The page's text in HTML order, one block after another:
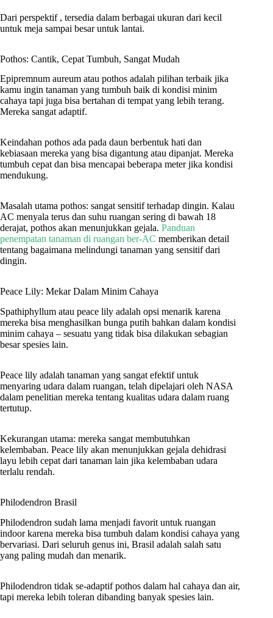
Dari perspektif , tersedia dalam berbagai ukuran dari kecil
untuk meja sampai besar untuk lantai.
Pothos: Cantik, Cepat Tumbuh, Sangat Mudah
Epipremnum aureum atau pothos adalah pilihan terbaik jika
kamu ingin tanaman yang tumbuh baik di kondisi minim
cahaya tapi juga bisa bertahan di tempat yang lebih terang.
Mereka sangat adaptif.
Keindahan pothos ada pada daun berbentuk hati dan
kebiasaan mereka yang bisa digantung atau dipanjat. Mereka
tumbuh cepat dan bisa mencapai beberapa meter jika kondisi
mendukung.
Masalah utama pothos: sangat sensitif terhadap dingin. Kalau
AC menyala terus dan suhu ruangan sering di bawah 18
derajat, pothos akan menunjukkan gejala. Panduan
penempatan tanaman di ruangan ber-AC memberikan detail
tentang bagaimana melindungi tanaman yang sensitif dari
dingin.
Peace Lily: Mekar Dalam Minim Cahaya
Spathiphyllum atau peace lily adalah opsi menarik karena
mereka bisa menghasilkan bunga putih bahkan dalam kondisi
minim cahaya – sesuatu yang tidak bisa dilakukan sebagian
besar spesies lain.
Peace lily adalah tanaman yang sangat efektif untuk
menyaring udara dalam ruangan, telah dipelajari oleh NASA
dalam penelitian mereka tentang kualitas udara dalam ruang
tertutup.
Kekurangan utama: mereka sangat membutuhkan
kelembaban. Peace lily akan menunjukkan gejala dehidrasi
layu lebih cepat dari tanaman lain jika kelembaban udara
terlalu rendah.
Philodendron Brasil
Philodendron sudah lama menjadi favorit untuk ruangan
indoor karena mereka bisa tumbuh dalam kondisi cahaya yang
bervariasi. Dari seluruh genus ini, Brasil adalah salah satu
yang paling mudah dan menarik.
Philodendron tidak se-adaptif pothos dalam hal cahaya dan air,
tapi mereka lebih toleran dibanding banyak spesies lain.